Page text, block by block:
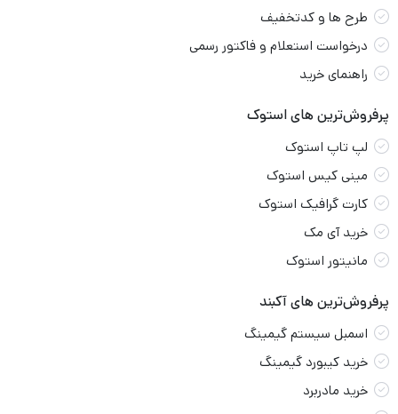
طرح ها و کدتخفیف
درخواست استعلام و فاکتور رسمی
راهنمای خرید
پرفروش‌ترین های استوک
لپ تاپ استوک
مینی کیس استوک
کارت گرافیک استوک
خرید آی مک
مانیتور استوک
پرفروش‌ترین های آکبند
اسمبل سیستم گیمینگ
خرید کیبورد گیمینگ
خرید مادربرد